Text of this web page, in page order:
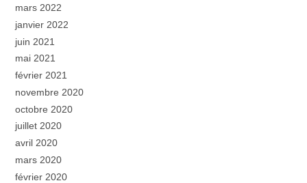
mars 2022
janvier 2022
juin 2021
mai 2021
février 2021
novembre 2020
octobre 2020
juillet 2020
avril 2020
mars 2020
février 2020